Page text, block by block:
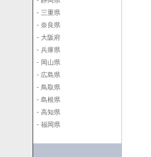
- 三重県
- 奈良県
- 大阪府
- 兵庫県
- 岡山県
- 広島県
- 鳥取県
- 島根県
- 高知県
- 福岡県